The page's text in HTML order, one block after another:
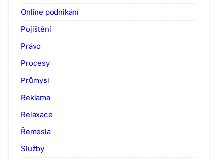
Online podnikání
Pojištění
Právo
Procesy
Průmysl
Reklama
Relaxace
Řemesla
Služby